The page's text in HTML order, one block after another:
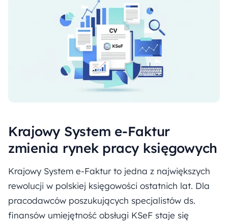
Krajowy System e-Faktur
zmienia rynek pracy księgowych
Krajowy System e-Faktur to jedna z największych
rewolucji w polskiej księgowości ostatnich lat. Dla
pracodawców poszukujących specjalistów ds.
finansów umiejętność obsługi KSeF staje się